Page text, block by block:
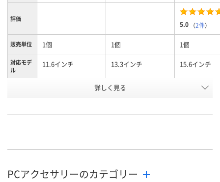
評価
5.0 （2件）
販売単位 1個 1個 1個
対応モデ
ル
11.6インチ 13.3インチ 15.6インチ
グレー
号
お届け日 8月9日（日） 8月9日（日） 8月9日（日）
数量 数量
詳しく見る
PCアクセサリーのカテゴリー